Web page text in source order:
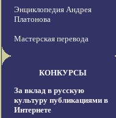
Энциклопедия Андрея
Платонова
Мастерская перевода
КОНКУРСЫ
За вклад в русскую
культуру публикациями в
Интернете